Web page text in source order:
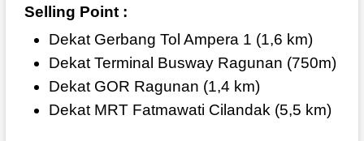
Selling Point :
Dekat Gerbang Tol Ampera 1 (1,6 km)
Dekat Terminal Busway Ragunan (750m)
Dekat GOR Ragunan (1,4 km)
Dekat MRT Fatmawati Cilandak (5,5 km)